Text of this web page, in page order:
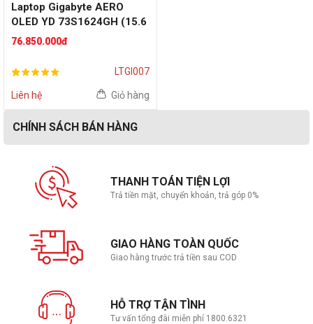
Laptop Gigabyte AERO
OLED YD 73S1624GH (15.6
inch UHD | i7 11800H | RTX
1TB | Win 10 | Black
76.850.000đ
LTGI007
Liên hệ Giỏ hàng
CHÍNH SÁCH BÁN HÀNG
THANH TOÁN TIỆN LỢI
Trả tiền mặt, chuyển khoản, trả góp 0%
GIAO HÀNG TOÀN QUỐC
Giao hàng trước trả tiền sau COD
HỖ TRỢ TẬN TÌNH
Tư vấn tổng đài miễn phí 1800.6321